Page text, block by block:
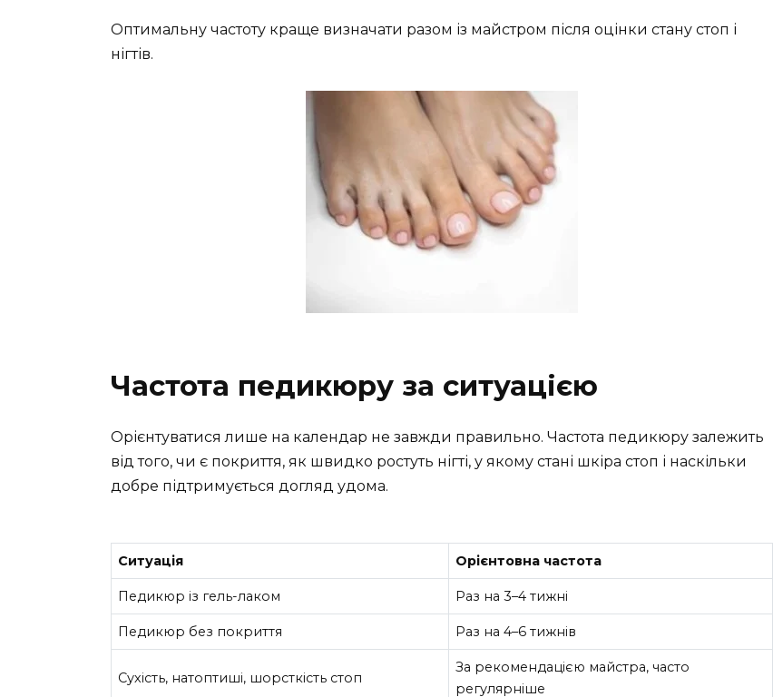
Оптимальну частоту краще визначати разом із майстром після оцінки стану стоп і
нігтів.
Частота педикюру за ситуацією
Орієнтуватися лише на календар не завжди правильно. Частота педикюру залежить
від того, чи є покриття, як швидко ростуть нігті, у якому стані шкіра стоп і наскільки
добре підтримується догляд удома.
Ситуація Орієнтовна частота
Педикюр із гель-лаком Раз на 3–4 тижні
Педикюр без покриття Раз на 4–6 тижнів
Сухість, натоптиші, шорсткість стоп
За рекомендацією майстра, часто
регулярніше